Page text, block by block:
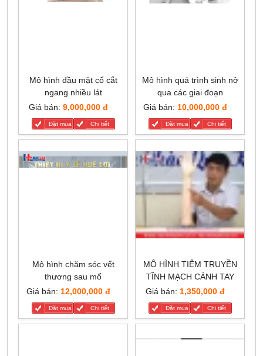
Mô hình đầu mặt cổ cắt
ngang nhiều lát
Giá bán: 9,000,000 đ
Đặt mua Chi tiết
Mô hình quá trình sinh nở
qua các giai đoạn
Giá bán: 10,000,000 đ
Đặt mua Chi tiết
Mô hình chăm sóc vết
thương sau mổ
Giá bán: 12,000,000 đ
Đặt mua Chi tiết
MÔ HÌNH TIÊM TRUYỀN
TĨNH MẠCH CÁNH TAY
Giá bán: 1,350,000 đ
Đặt mua Chi tiết